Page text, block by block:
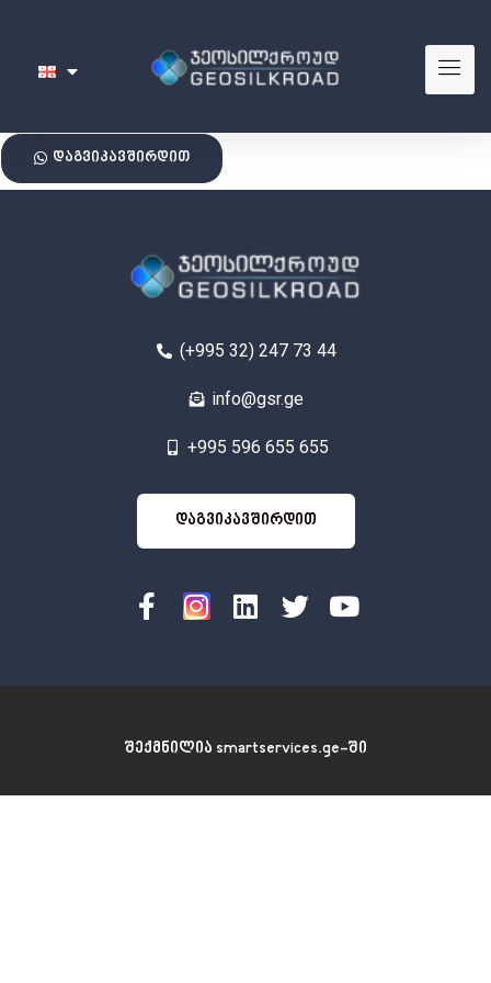
დაგვიკავშირდით
(+995 32) 247 73 44
info@gsr.ge
+995 596 655 655
დაგვიკავშირდით
შექმნილია smartservices.ge-ში